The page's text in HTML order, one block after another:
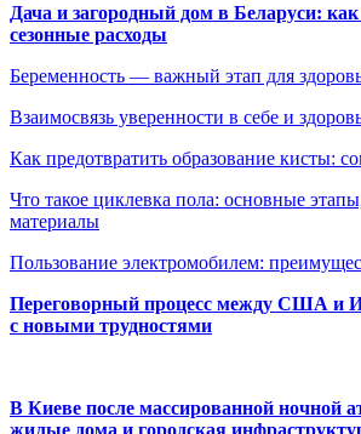
Дача и загородный дом в Беларуси: как
сезонные расходы
Беременность — важный этап для
Взаимосвязь уверенности в себе и
Как предотвратить образование кисты:
Что такое циклевка пола: основные
материалы
Пользование электромобилем:
Переговорный процесс между США и
с новыми трудностями
В Киеве после массированной ночной
жилые дома и городская